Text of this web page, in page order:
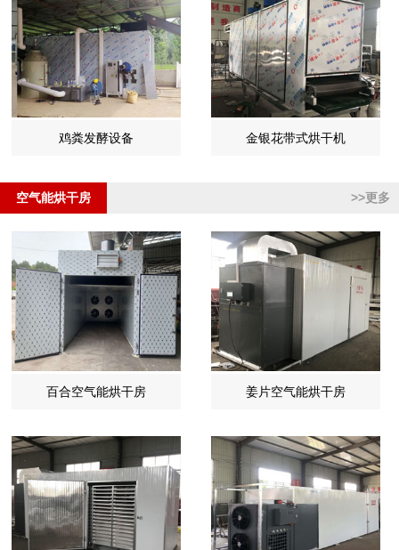
鸡粪发酵设备 金银花带式烘干机
空气能烘干房 >>更多
百合空气能烘干房 姜片空气能烘干房